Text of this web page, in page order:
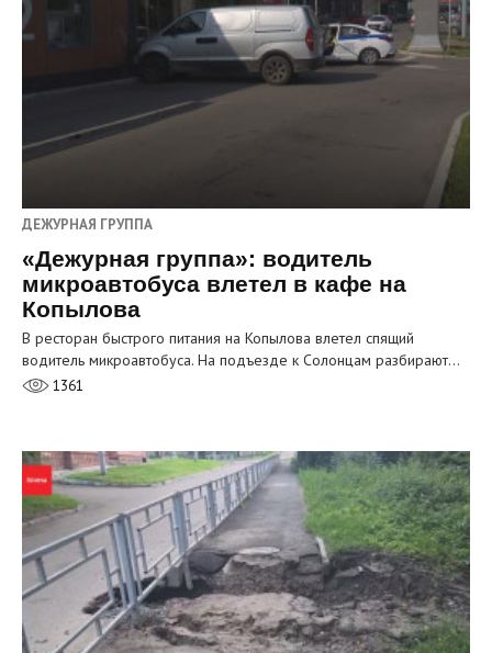
ДЕЖУРНАЯ ГРУППА
«Дежурная группа»: водитель
микроавтобуса влетел в кафе на
Копылова
В ресторан быстрого питания на Копылова влетел спящий
водитель микроавтобуса. На подъезде к Солонцам разбирают…
1361